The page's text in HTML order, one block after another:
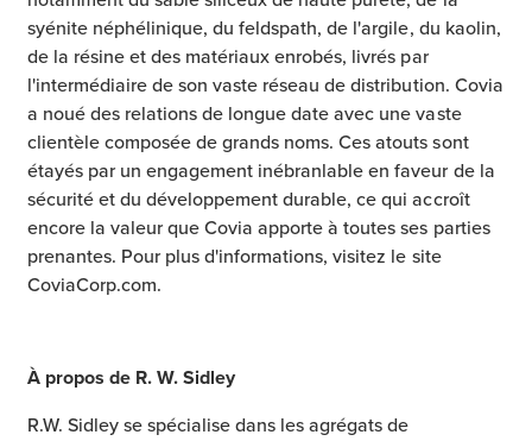
syénite néphélinique, du feldspath, de l'argile, du kaolin,
de la résine et des matériaux enrobés, livrés par
l'intermédiaire de son vaste réseau de distribution. Covia
a noué des relations de longue date avec une vaste
clientèle composée de grands noms. Ces atouts sont
étayés par un engagement inébranlable en faveur de la
sécurité et du développement durable, ce qui accroît
encore la valeur que Covia apporte à toutes ses parties
prenantes. Pour plus d'informations, visitez le site
CoviaCorp.com.
À propos de R. W. Sidley
R.W. Sidley se spécialise dans les agrégats de